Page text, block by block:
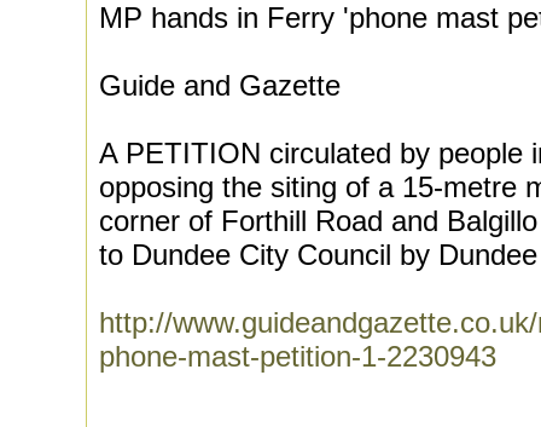
MP hands in Ferry 'phone mast
Guide and Gazette
A PETITION circulated by people
opposing the siting of a 15-metre
corner of Forthill Road and
to Dundee City Council by
http://
phone-mast-petition-1-2230943